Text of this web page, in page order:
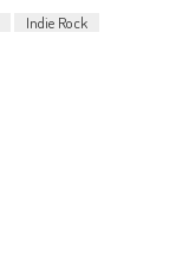
Indie Rock